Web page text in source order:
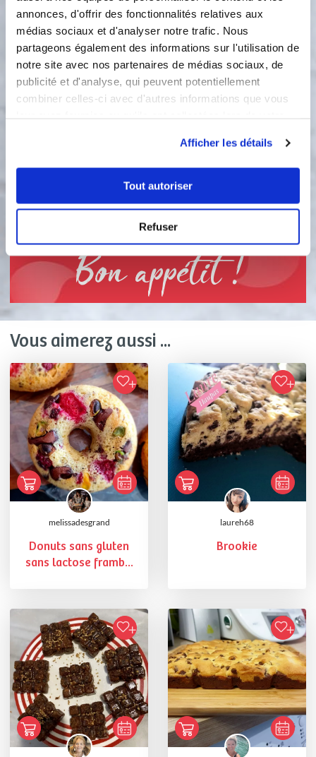
annonces, d'offrir des fonctionnalités relatives aux
médias sociaux et d'analyser notre trafic. Nous
partageons également des informations sur l'utilisation de
notre site avec nos partenaires de médias sociaux, de
publicité et d'analyse, qui peuvent potentiellement
combiner celles-ci avec d'autres informations que vous
Afficher les détails
Tout autoriser
Refuser
3
Ajoutez au mélange précédent , le
sucre vanillé, la farine et le mélange
chocolat + beurre
4
Séparer la pâte en 3 portions Ajoutez
Verser dans les moules ( ici moule
enfournez pendant 15min
Bon appétit !
Vous aimerez aussi ...
melissadesgrand
Donuts sans gluten
sans lactose framb...
laureh68
Brookie